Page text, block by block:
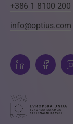
+386 1 8100 200
info@optius.com